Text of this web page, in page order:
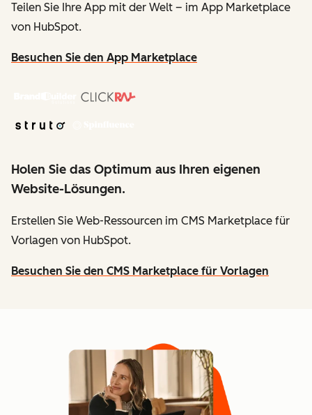
Teilen Sie Ihre App mit der Welt – im App Marketplace
von HubSpot.
Besuchen Sie den App Marketplace
Holen Sie das Optimum aus Ihren eigenen
Website-Lösungen.
Erstellen Sie Web-Ressourcen im CMS Marketplace für
Vorlagen von HubSpot.
Besuchen Sie den CMS Marketplace für Vorlagen